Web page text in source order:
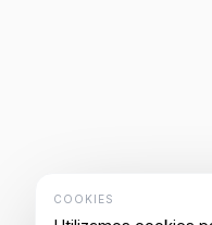
COOKIES